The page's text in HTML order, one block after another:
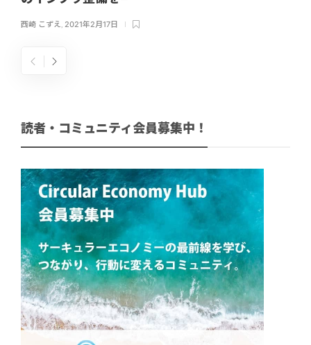
西崎 こずえ 2021年2月17日
読者・コミュニティ会員募集中！